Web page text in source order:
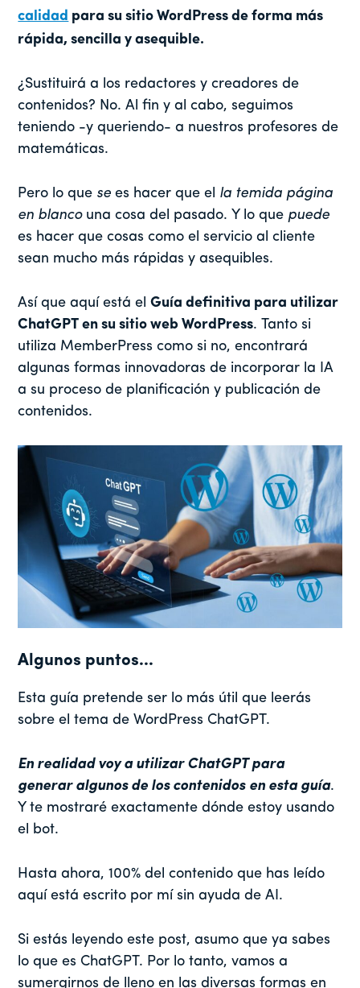
calidad para su sitio WordPress de forma más
rápida, sencilla y asequible.
¿Sustituirá a los redactores y creadores de
contenidos? No. Al fin y al cabo, seguimos
teniendo -y queriendo- a nuestros profesores de
matemáticas.
Pero lo que sees hacer que el la temida página
en blanco una cosa del pasado. Y lo que puede
es hacer que cosas como el servicio al cliente
sean mucho más rápidas y asequibles.
Así que aquí está elGuía definitiva para utilizar
ChatGPT en su sitio web WordPress. Tanto si
utiliza MemberPress como si no, encontrará
algunas formas innovadoras de incorporar la IA
a su proceso de planificación y publicación de
contenidos.
Algunos puntos...
Esta guía pretende ser lo más útil que leerás
sobre el tema de WordPress ChatGPT.
En realidad voy a utilizar ChatGPT para
generar algunos de los contenidos en esta guía.
Y te mostraré exactamente dónde estoy usando
el bot.
Hasta ahora, 100% del contenido que has leído
aquí está escrito por mí sin ayuda de AI.
Si estás leyendo este post, asumo que ya sabes
lo que es ChatGPT. Por lo tanto, vamos a
sumergirnos de lleno en las diversas formas en